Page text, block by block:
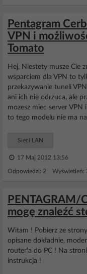
Pentagram
VPN i
Tomato
Hej, Niestety musze Cie
wsparciem dla VPN to
przekazywanie tuneli
ani ich nie odrzuca, ale
mozesz miec server VPN
to tego modelu nie ma na
Sieci LAN
17 Maj 2012 13:56
Odpowiedzi: 2 Wyświetleń:
PENTAGRAM/
mogę znaleźć
Witam ! Pobierz ze
opisane dokładnie,
router'a do PC ! Na
instrukcja !